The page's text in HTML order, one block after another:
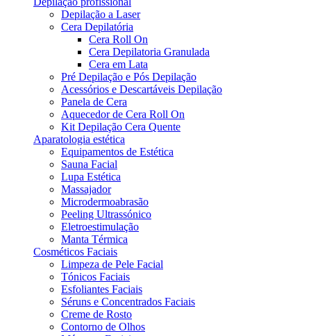
Depilação a Laser
Cera Depilatória
Cera Roll On
Cera Depilatoria Granulada
Cera em Lata
Pré Depilação e Pós Depilação
Acessórios e Descartáveis Depilação
Panela de Cera
Aquecedor de Cera Roll On
Kit Depilação Cera Quente
Aparatologia estética
Equipamentos de Estética
Sauna Facial
Lupa Estética
Massajador
Microdermoabrasão
Peeling Ultrassónico
Eletroestimulação
Manta Térmica
Cosméticos Faciais
Limpeza de Pele Facial
Tónicos Faciais
Esfoliantes Faciais
Séruns e Concentrados Faciais
Creme de Rosto
Contorno de Olhos